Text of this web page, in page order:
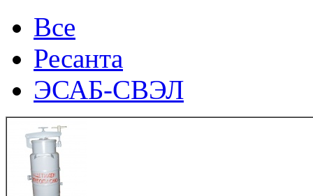
Все
Ресанта
ЭСАБ-СВЭЛ